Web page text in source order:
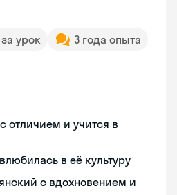
за урок
3 года опыта
отличием и учится в
в её культуру
с вдохновением и